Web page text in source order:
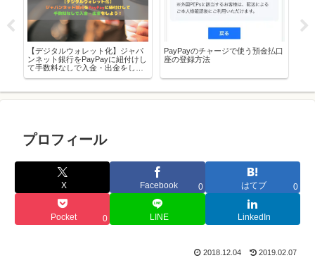
【デジタルウォレット化】ジャパ
ンネット銀行をPayPayに紐付けし
て手数料なしで入金・出金をしよ
PayPayのチャージで使う預金払口
座の登録方法
プロフィール
X Facebook 0 はてブ 0
Pocket 0 LINE LinkedIn
2018.12.04 2019.02.07